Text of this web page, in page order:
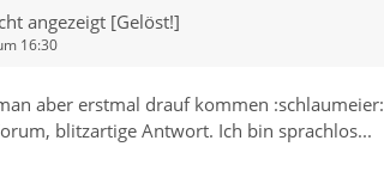
angezeigt [Gelöst!]
16:30
aber erstmal drauf kommen :schlaumeier:
blitzartige Antwort. Ich bin sprachlos...